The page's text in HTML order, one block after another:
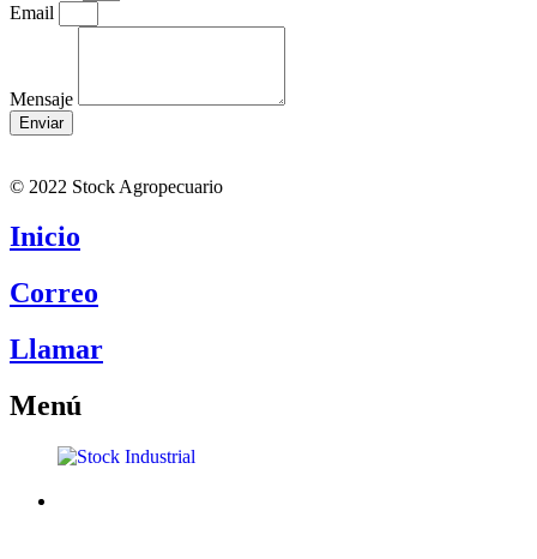
Email
Mensaje
Enviar
© 2022 Stock Agropecuario
Inicio
Correo
Llamar
Menú